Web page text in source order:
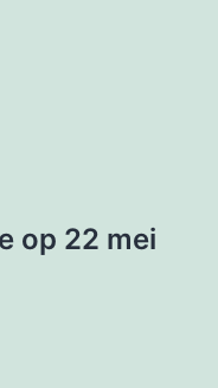
op 22 mei